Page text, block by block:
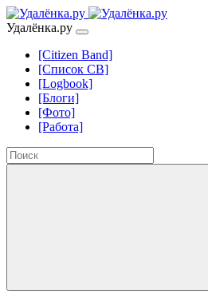
Удалёнка.ру
[Citizen Band]
[Список СВ]
[Logbook]
[Блоги]
[Фото]
[Работа]